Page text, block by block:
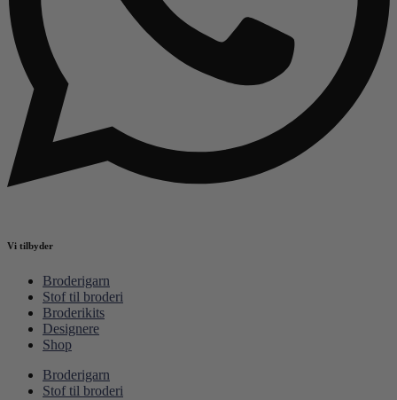
Vi tilbyder
Broderigarn
Stof til broderi
Broderikits
Designere
Shop
Broderigarn
Stof til broderi